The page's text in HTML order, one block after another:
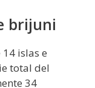
brijuni
islas e
total del
34